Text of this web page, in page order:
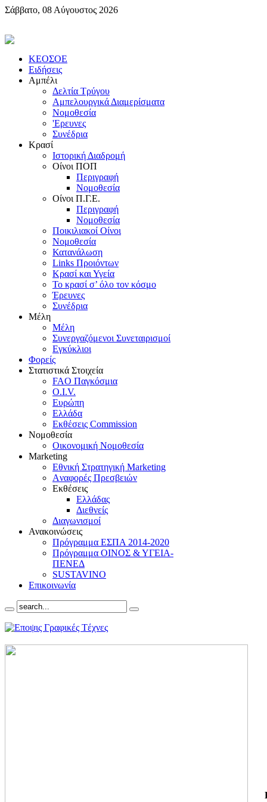
Σάββατο, 08 Αύγουστος 2026
KEOΣOE
Ειδήσεις
Αμπέλι
Δελτία Τρύγου
Αμπελουργικά Διαμερίσματα
Nομοθεσία
'Eρευνες
Συνέδρια
Κρασί
Iστορική Διαδρομή
Oίνοι ΠOΠ
Περιγραφή
Nομοθεσία
Oίνοι Π.Γ.E.
Περιγραφή
Νομοθεσία
Ποικιλιακοί Oίνοι
Nομοθεσία
Κατανάλωση
Links Προιόντων
Κρασί και Υγεία
To κρασί σ’ όλο τον κόσμο
Έρευνες
Συνέδρια
Μέλη
Mέλη
Συνεργαζόμενοι Συνεταιρισμοί
Εγκύκλιοι
Φορείς
Στατιστικά Στοιχεία
FAO Παγκόσμια
O.I.V.
Ευρώπη
Ελλάδα
Eκθέσεις Commission
Νομοθεσία
Οικονομική Νομοθεσία
Marketing
Eθνική Στρατηγική Marketing
Aναφορές Πρεσβειών
Eκθέσεις
Eλλάδας
Διεθνείς
Διαγωνισμοί
Ανακοινώσεις
Πρόγραμμα ΕΣΠΑ 2014-2020
Πρόγραμμα ΟΙΝΟΣ & ΥΓΕΙΑ-
ΠΕΝΕΔ
SUSTAVINO
Επικοινωνία